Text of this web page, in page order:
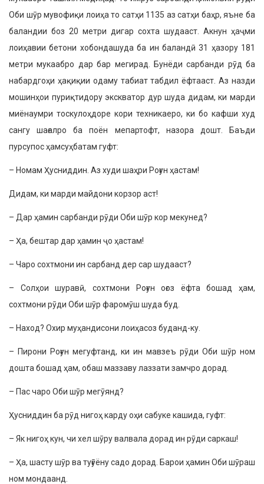
Оби шӯр мувофиқи лоиҳа то сатҳи 1135 аз сатҳи баҳр, яъне ба
баландии боз 20 метри дигар сохта шудааст. Акнун ҳаҷми
лоиҳавии бетони хобондашуда ба ин баландӣ 31 ҳазору 181
метри мукаабро дар бар мегирад. Бунёди сарбанди рӯд ба
набардгоҳи ҳақиқии одаму табиат табдил ёфтааст. Аз назди
мошинҳои пуриқтидору экскватор дур шуда дидам, ки марди
миёнаумри тоскулоҳдоре кори техникаеро, ки бо кафши худ
сангу шағалро ба поён мепартофт, назора дошт. Баъди
пурсупос ҳамсуҳбатам гуфт:
– Номам Ҳусниддин. Аз худи шаҳри Роғун ҳастам!
Дидам, ки марди майдони корзор аст!
– Дар ҳамин сарбанди рӯди Оби шӯр кор мекунед?
– Ҳа, бештар дар ҳамин ҷо ҳастам!
– Чаро сохтмони ин сарбанд дер сар шудааст?
– Солҳои шуравӣ, сохтмони Роғун оғоз ёфта бошад ҳам,
сохтмони рӯди Оби шӯр фаромӯш шуда буд.
– Наход? Охир муҳандисони лоиҳа­соз буданд-ку.
– Пирони Роғун мегуфтанд, ки ин мав­зеъ рӯди Оби шӯр ном
дошта бошад ҳам, обаш маззаву лаззати замчро дорад.
– Пас чаро Оби шӯр мегӯянд?
Ҳусниддин ба рӯд нигоҳ карду оҳи сабуке кашида, гуфт:
– Як нигоҳ кун, чи хел шӯру валвала дорад ин рӯди саркаш!
– Ҳа, шасту шӯр ва туғӯёну садо дорад. Барои ҳамин Оби шӯраш
ном мондаанд.